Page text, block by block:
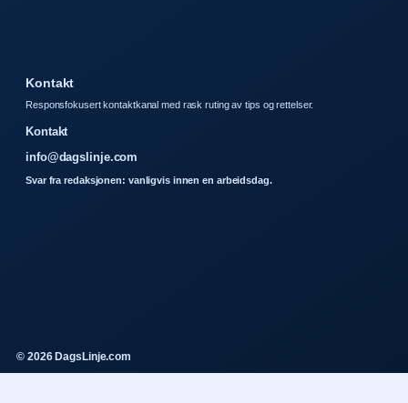
Kontakt
Responsfokusert kontaktkanal med rask ruting av tips og rettelser.
Kontakt
info@dagslinje.com
Svar fra redaksjonen: vanligvis innen en arbeidsdag.
© 2026 DagsLinje.com